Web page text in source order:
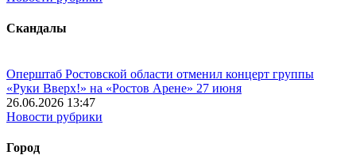
Скандалы
Оперштаб Ростовской области отменил концерт группы
«Руки Вверх!» на «Ростов Арене» 27 июня
26.06.2026 13:47
Новости рубрики
Город